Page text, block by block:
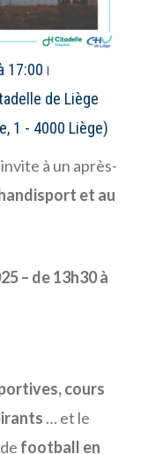
17:00
de Liège
1 - 4000 Liège)
à un après-
et au
– de 13h30 à
cours
… et le
football en